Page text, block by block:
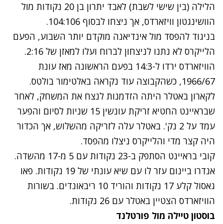
הלילה (בין שישי לשבת) לאבד יתרון בן 20 נקודות מול
הוושינגטון וויזארדס, אך ניצחו לבסוף 104:106.
בניגוד להפסד מול אינדיאנה מוקדם יותר השבוע, הפעם
הלייקרס לא נתנו לניצחון לברוח ועלו למאזן של 2:16.
הוויזארדס ירדו ל-14:3 בפעם הראשונה מאז עונת
1966/67, כשהקבוצה עוד נקראה באלטימור בולטס.
לקארון באטלר היתה הזדמנות לנצח את המשחק, לאחר
שבראיינט החטיא זריקת עונשין 15 שניות לסיום והפער
עמד על 2 נק'. באטלר עלה לזריקה מהשלוש, אך הכדור
היה קצר מדי והלייקרס ניצלו מהפסד.
קובי בראיינט הסתפק ב-23 נקודות עם 5 מ-17 מהשדה.
אנדרו ביינום עזר לו עם שיא עונתי של 19 נקודות. פאו
גאסול קלע 17 נקודות והוריד 10 ריבאונדים. בשורות
הוויזארדס הצטיין באטלר עם 26 נקודות.
בוסטון טיילה מול פורטלנד